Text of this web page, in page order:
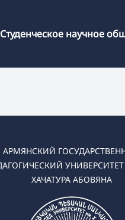
Студенческое научное
АРМЯНСКИЙ
ХАЧАТУРА АБОВЯНА